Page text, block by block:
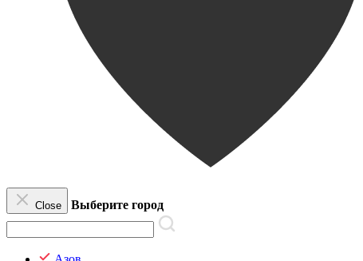
Close Выберите город